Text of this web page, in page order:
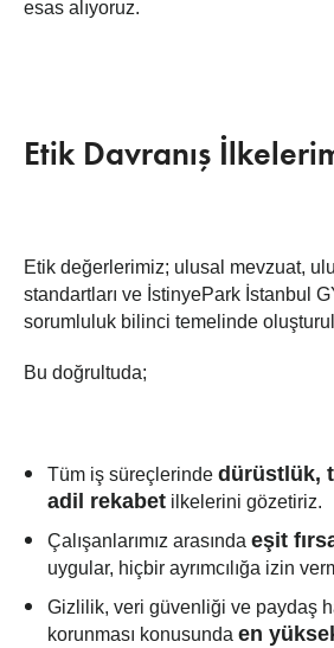
esas alıyoruz.
Etik Davranış
Etik değerlerimiz; ulusal mevzuat,
standartları ve İstinyePark İstanbul
sorumluluk bilinci temelinde
Bu doğrultuda;
Tüm iş süreçlerinde dürüstlük,
adil rekabet ilkelerini gözetiriz.
Çalışanlarımız arasında eşit
uygular, hiçbir ayrımcılığa izin
Gizlilik, veri güvenliği ve paydaş
korunması konusunda en